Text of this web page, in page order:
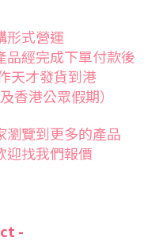
形式營運
品經完成下單付款後
天才發貨到港
香港公眾假期）
瀏覽到更多的產品
迎找我們報價
-